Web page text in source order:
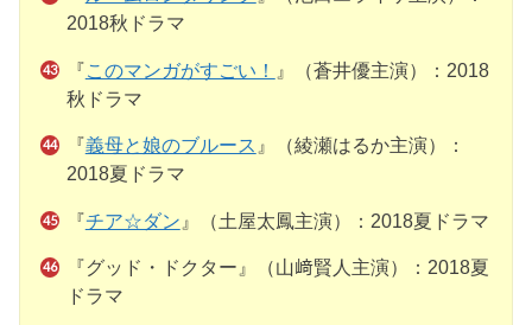
2018秋ドラマ
『このマンガがすごい！
』（蒼井優主演）：2018
秋ドラマ
『義母と娘のブルース 』（綾瀬はるか主演）：
2018夏ドラマ
『チア☆ダン 』（土屋太鳳主演）：2018夏ドラマ
『グッド・ドクター』（山﨑賢人主演）：2018夏
ドラマ